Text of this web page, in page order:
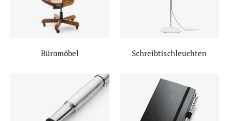
Büromöbel Schreibtischleuchten